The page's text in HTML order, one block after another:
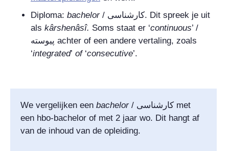
Diploma: bachelor/ کارشناسی. Dit spreek je uit
als kârshenâsî. Soms staat er ‘continuous’ /
پیوسته achter of een andere vertaling, zoals
‘integrated’ of ‘consecutive’.
We vergelijken een bachelor/ کارشناسی met
een hbo-bachelor of met 2 jaar wo. Dit hangt af
van de inhoud van de opleiding.